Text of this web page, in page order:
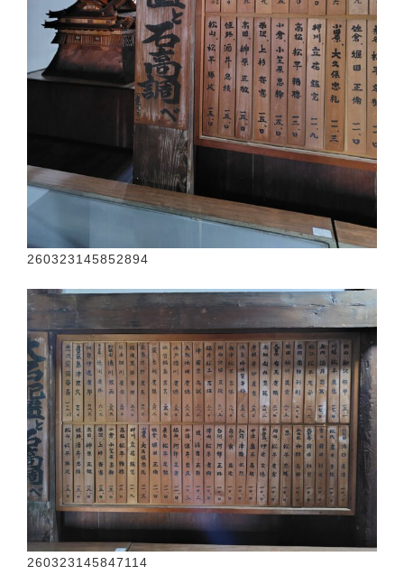
260323145852894
260323145847114